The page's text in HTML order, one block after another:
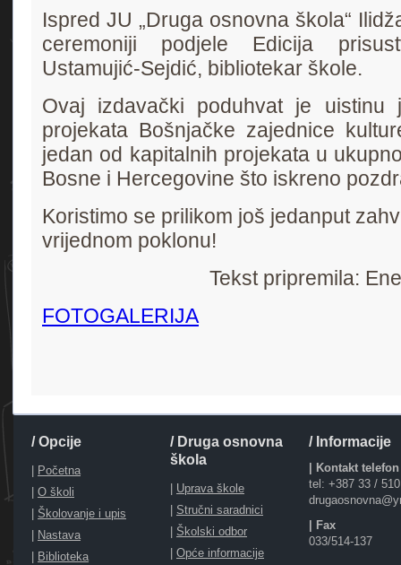
Ispred JU „Druga osnovna škola“
ceremoniji podjele Edicija
Ustamujić-Sejdić, bibliotekar škole.
Ovaj izdavački poduhvat je uistinu
projekata Bošnjačke zajednice
jedan od kapitalnih projekata u
Bosne i Hercegovine što iskreno
Koristimo se prilikom još jedanput
vrijednom poklonu!
Tekst pripremila:
FOTOGALERIJA
/ Opcije
Početna
O školi
Školovanje i upis
Nastava
Biblioteka
/ Druga osnovna
škola
Uprava škole
Stručni saradnici
Školski odbor
Opće informacije
/ Informacije
| Kontakt telefon
tel: +387 33 /
| Fax
033/514-137